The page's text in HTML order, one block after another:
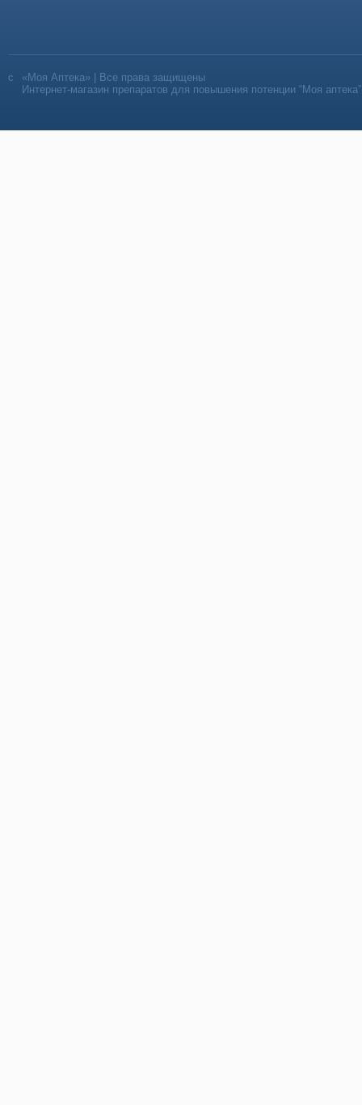
«Моя Аптека» | Все права защищены
Интернет-магазин препаратов для повышения потенции “Моя